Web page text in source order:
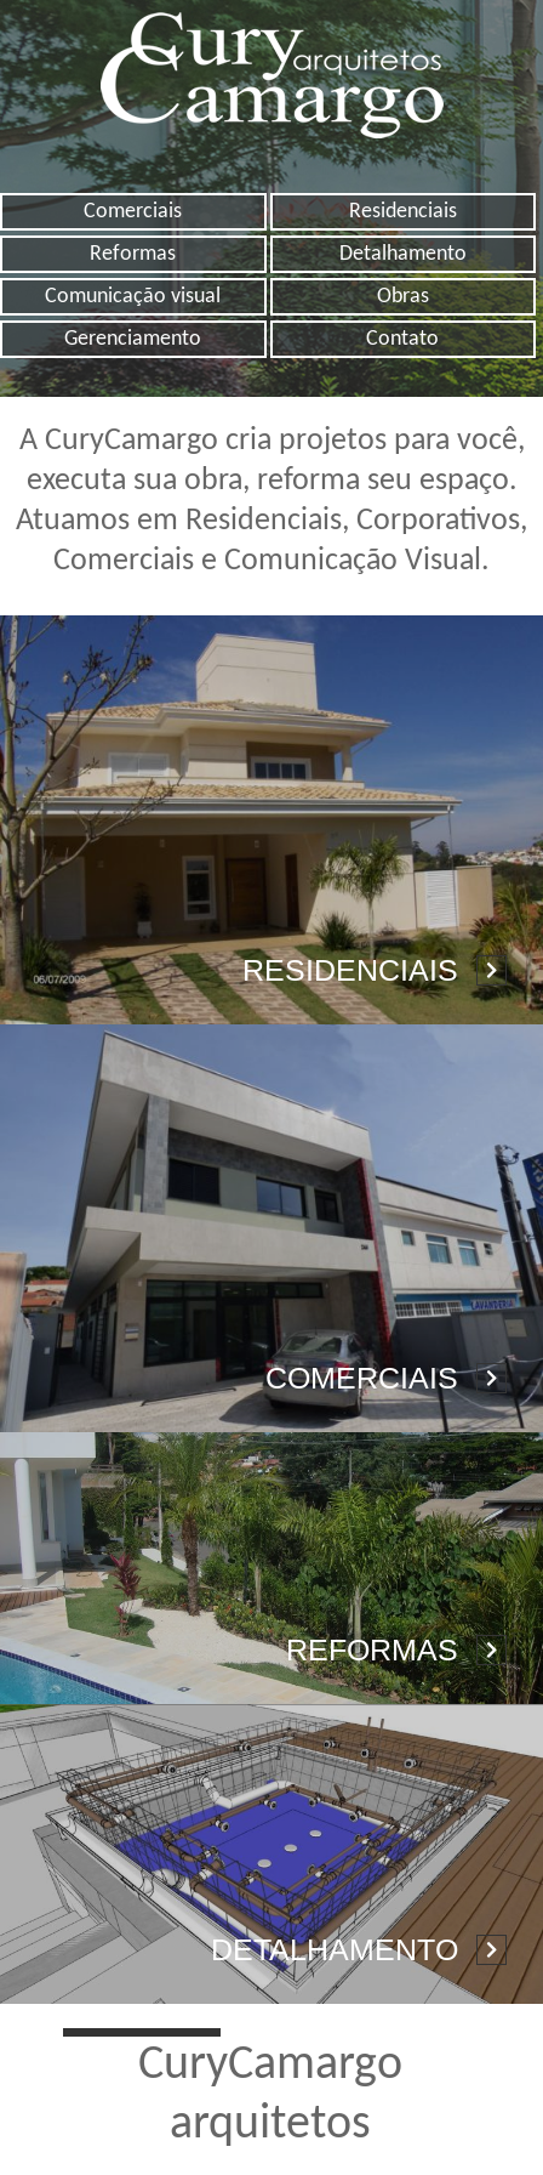
Comerciais
Residenciais
Reformas
Detalhamento
Comunicação visual
Obras
Gerenciamento
Contato
A CuryCamargo cria projetos para você,
executa sua obra, reforma seu espaço.
Atuamos em Residenciais, Corporativos,
Comerciais e Comunicação Visual.
RESIDENCIAIS
COMERCIAIS
REFORMAS
DETALHAMENTO
CuryCamargo
arquitetos